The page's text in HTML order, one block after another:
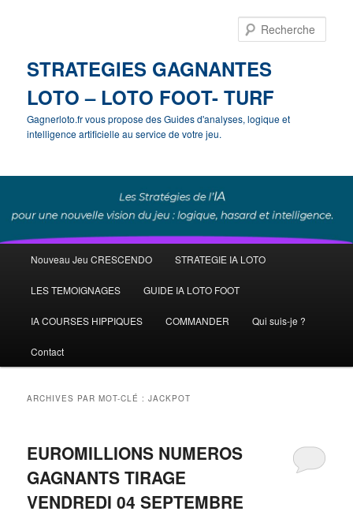
STRATEGIES GAGNANTES
LOTO – LOTO FOOT- TURF
Gagnerloto.fr vous propose des Guides d'analyses, logique et
intelligence artificielle au service de votre jeu.
principal
Aller
au
contenu
Aller
au
contenu
Nouveau Jeu CRESCENDO STRATEGIE IA LOTO
LES TEMOIGNAGES GUIDE IA LOTO FOOT
IA COURSES HIPPIQUES COMMANDER Qui suis-je ?
Contact
ARCHIVES PAR MOT-CLÉ :JACKPOT
EUROMILLIONS NUMEROS
GAGNANTS TIRAGE
VENDREDI 04 SEPTEMBRE